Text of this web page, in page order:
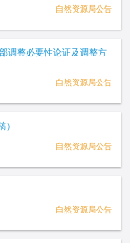
自然资源局公告
调整必要性论证及调整方
自然资源局公告
自然资源局公告
自然资源局公告